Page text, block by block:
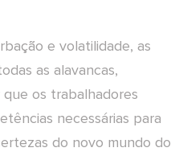
e volatilidade, as
as alavancas,
os trabalhadores
necessárias para
do novo mundo do